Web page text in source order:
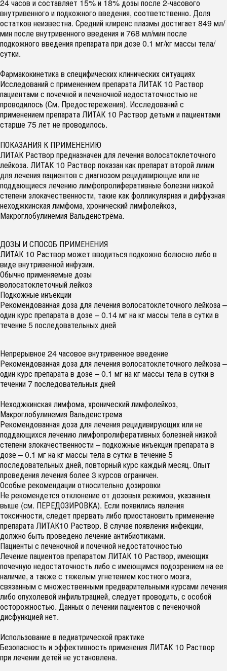
24 часов и составляет 15% и 18% дозы после 2-часового
внутривенного и подкожного введения, соответственно. Доля
остатков неизвестна. Средний клиренс плазмы достигает 849 мл/
мин после внутривенного введения и 768 мл/мин после
подкожного введения препарата при дозе 0.1 мг/кг массы тела/
сутки.
Фармакокинетика в специфических клинических ситуациях
Исследований с применением препарата ЛИТАК 10 Раствор
пациентами с почечной и печеночной недостаточностью не
проводилось (См. Предостережения). Исследований с
применением препарата ЛИТАК 10 Раствор детьми и пациентами
старше 75 лет не проводилось.
ПОКАЗАНИЯ К ПРИМЕНЕНИЮ
ЛИТАК Раствор предназначен для лечения волосатоклеточного
лейкоза. ЛИТАК 10 Раствор показан как препарат второй линии
для лечения пациентов с диагнозом рецидивирющие или не
поддающиеся лечению лимфопролиферативные болезни низкой
степени злокачественности, такие как фолликулярная и диффузная
неходжкинская лимфома, хронический лимфолейкоз,
Макроглобулинемия Вальденстрёма.
ДОЗЫ И СПОСОБ ПРИМЕНЕНИЯ
ЛИТАК 10 Раствор может вводиться подкожно болюсно либо в
виде внутривенной инфузии.
Обычно применяемые дозы
волосатоклеточный лейкоз
Подкожные инъекции
Рекомендованная доза для лечения волосатоклеточного лейкоза –
один курс препарата в дозе – 0.14 мг на кг массы тела в сутки в
течение 5 последовательных дней
Непрерывное 24 часовое внутривенное введение
Рекомендованная доза для лечения волосатоклеточного лейкоза –
один курс препарата в дозе – 0.1 мг на кг массы тела в сутки в
течении 7 последовательных дней
Неходжкинская лимфома, хронический лимфолейкоз,
Макроглобулинемия Вальденстрема
Рекомендованная доза для лечения рецидивирующих или не
поддающихся лечению лимфопролиферативных болезней низкой
степени злокачественности – подкожные инъекции препарата в
дозе – 0.1 мг на кг массы тела в сутки в течение 5
последовательных дней, повторный курс каждый месяц. Опыт
проведения лечения более 3 курсов ограничен.
Особые рекомендации относительно дозировки
Не рекомендется отклонение от дозовых режимов, указанных
выше (см. ПЕРЕДОЗИРОВКА). Если появились явления
токсичности, следет прервать либо приостановить применение
препарата ЛИТАК10 Раствор. В случае появления инфекции,
должно быть проведено лечение антибиотиками.
Пациенты с печеночной и почечной недостаточностью
Лечение пациентов препаратом ЛИТАК 10 Раствор, имеющих
почечную недостаточность либо с имеющимся подозрением на ее
наличие, а также с тяжелым угнетением костного мозга,
связанным с множественными предварительными курсами лечения
либо опухолевой инфильтрацией, следует проводить, с особой
осторожностью. Данных о лечении пациентов с печеночной
дисфункцией нет.
Использование в педиатрической практике
Безопасность и эффективность применения ЛИТАК 10 Раствор
при лечении детей не установлена.